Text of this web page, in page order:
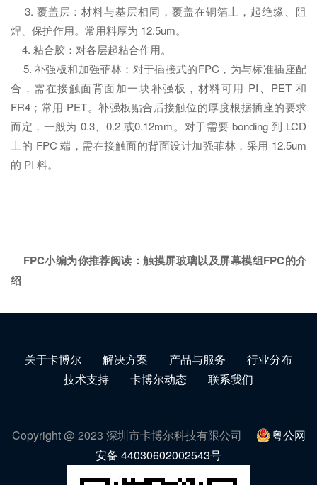
3. 覆盖层：材料与基层相同，覆盖在铜箔上，起绝缘、阻
焊、保护作用。常用料厚为 12.5um。
4. 粘合胶：对各层起粘合作用。
5. 补强板和加强菲林：对于插接式的FPC，为与标准插座配
合，需在接触面背面加一块补强板，材料可用 PI、PET 和
FR4；常用 PET。补强板贴合后接触位的厚度根据插座的要求
而定，一般为 0.3、0.2 或0.12mm。对于需要 bonding 到 LCD
上的 FPC 端，需在接触面的背面设计加强菲林，采用 12.5um
的 PI 料。
FPC小编为你推荐阅读：触摸屏玻璃以及屏幕模组FPC的介
绍
关于卡博尔 解决方案 产品与服务
行业分布
技术支持
卡博尔动态 联系我们
Copyright @ 2023 深圳市卡博尔科技有限公司
粤公网
安备 44030602002543号